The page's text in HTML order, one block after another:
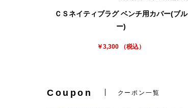
ＣＳネイティブラグ ベンチ用カバー(ブル
ー)
￥3,300 （税込）
Coupon クーポン一覧